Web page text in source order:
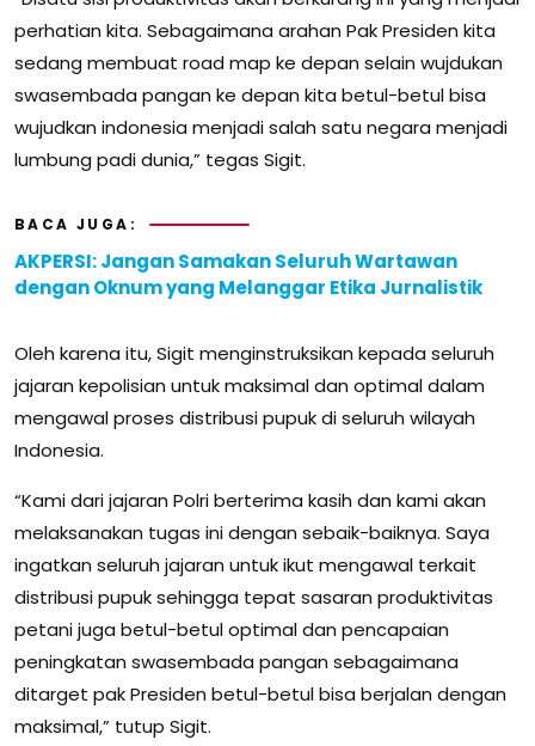
perhatian kita. Sebagaimana arahan Pak Presiden kita
sedang membuat road map ke depan selain wujdukan
swasembada pangan ke depan kita betul-betul bisa
wujudkan indonesia menjadi salah satu negara menjadi
lumbung padi dunia,” tegas Sigit.
BACA JUGA:
AKPERSI: Jangan Samakan Seluruh Wartawan
dengan Oknum yang Melanggar Etika Jurnalistik
Oleh karena itu, Sigit menginstruksikan kepada seluruh
jajaran kepolisian untuk maksimal dan optimal dalam
mengawal proses distribusi pupuk di seluruh wilayah
Indonesia.
“Kami dari jajaran Polri berterima kasih dan kami akan
melaksanakan tugas ini dengan sebaik-baiknya. Saya
ingatkan seluruh jajaran untuk ikut mengawal terkait
distribusi pupuk sehingga tepat sasaran produktivitas
petani juga betul-betul optimal dan pencapaian
peningkatan swasembada pangan sebagaimana
ditarget pak Presiden betul-betul bisa berjalan dengan
maksimal,” tutup Sigit.